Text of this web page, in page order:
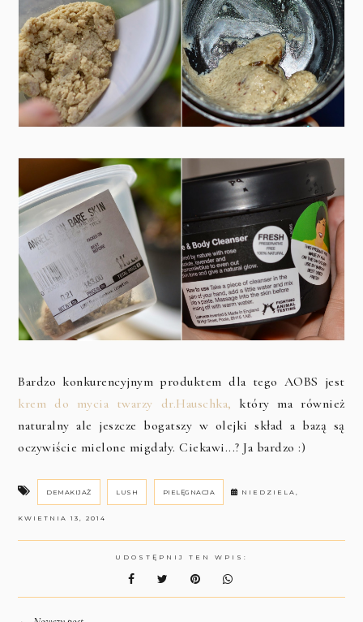
Bardzo konkurencyjnym produktem dla tego AOBS jest
krem do mycia twarzy dr.Hauschka, który ma również
naturalny ale jeszcze bogatszy w olejki skład a bazą są
oczywiście mielone migdały. Ciekawi...? Ja bardzo :)
DEMAKIJAŻ LUSH PIELĘGNACJA NIEDZIELA,
KWIETNIA 13, 2014
UDOSTĘPNIJ TEN WPIS: